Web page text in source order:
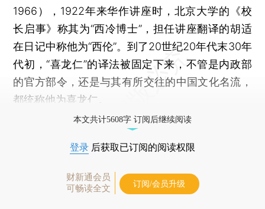
1966），1922年来华作讲座时，北京大学的《校
长启事》称其为“西冷博士”，担任讲座翻译的胡适
在日记中称他为“西伦”。到了20世纪20年代末30年
代初，“喜龙仁”的译法被固定下来，不管是内政部
的官方部令，还是与其有所交往的中国文化名流，
都统称他为喜龙仁。
本文共计5608字 订阅后继续阅读
登录 后获取已订阅的阅读权限
财新通会员
可畅读全文
订阅/会员升级